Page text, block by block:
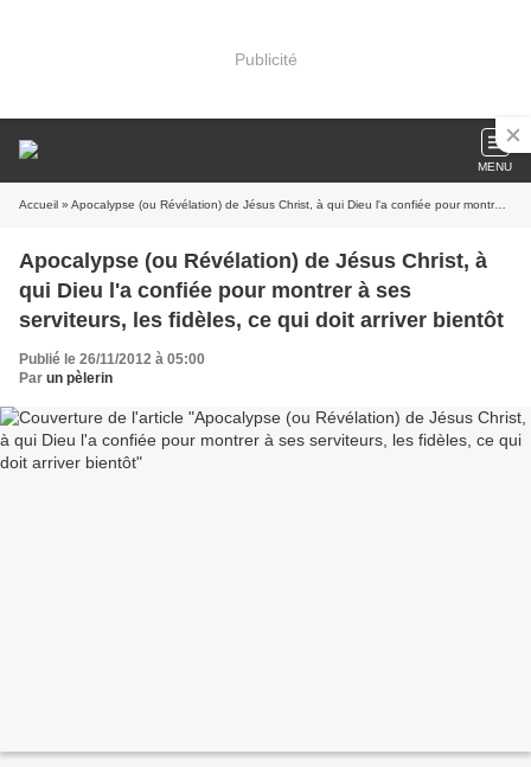
Publicité
MENU
Accueil » Apocalypse (ou Révélation) de Jésus Christ, à qui Dieu l'a confiée pour montrer à ses serviteurs, les fidèles, ce qui doit arriver bientôt
Apocalypse (ou Révélation) de Jésus Christ, à
qui Dieu l'a confiée pour montrer à ses
serviteurs, les fidèles, ce qui doit arriver bientôt
Publié le 26/11/2012 à 05:00
Par un pèlerin